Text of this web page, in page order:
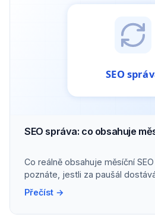
SEO správa: co obsahuje
Co reálně obsahuje měsíční
poznáte, jestli za paušál
přehled.
Přečíst →